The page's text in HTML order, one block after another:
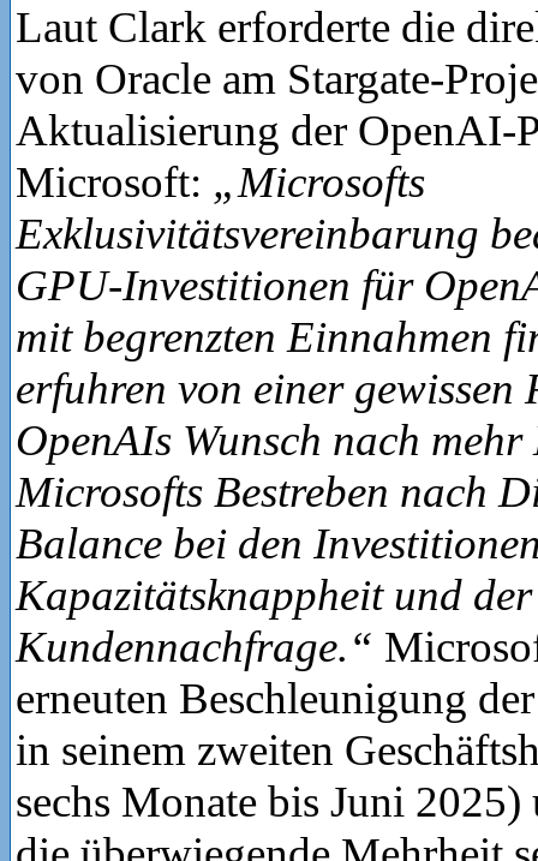
Laut Clark erforderte die
von Oracle am Stargate-
Aktualisierung der OpenAI-
Microsoft: „Microsofts
Exklusivitätsvereinbarung
GPU-Investitionen für
mit begrenzten Einnahmen
erfuhren von einer gewissen
OpenAIs Wunsch nach
Microsofts Bestreben nach
Balance bei den
Kapazitätsknappheit und
Kundennachfrage.“
erneuten Beschleunigung
in seinem zweiten
sechs Monate bis Juni 2025)